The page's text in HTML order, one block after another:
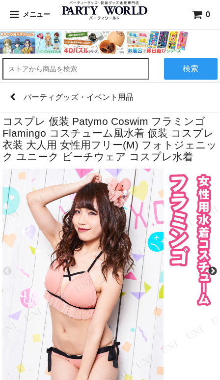
メニュー 0
検索
パーティグッズ・イベント用品
コスプレ 仮装 Patymo Coswim フラミンゴ
Flamingo コスチューム風水着 仮装 コスプレ
衣装 大人用 女性用フリー(M) フォトジェニッ
ク ユニーク ビーチウェア コスプレ水着